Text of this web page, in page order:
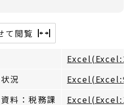
て閲覧
況
：税務課